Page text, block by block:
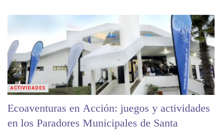
Ecoaventuras en Acción: juegos y actividades
en los Paradores Municipales de Santa
ACTIVIDADES